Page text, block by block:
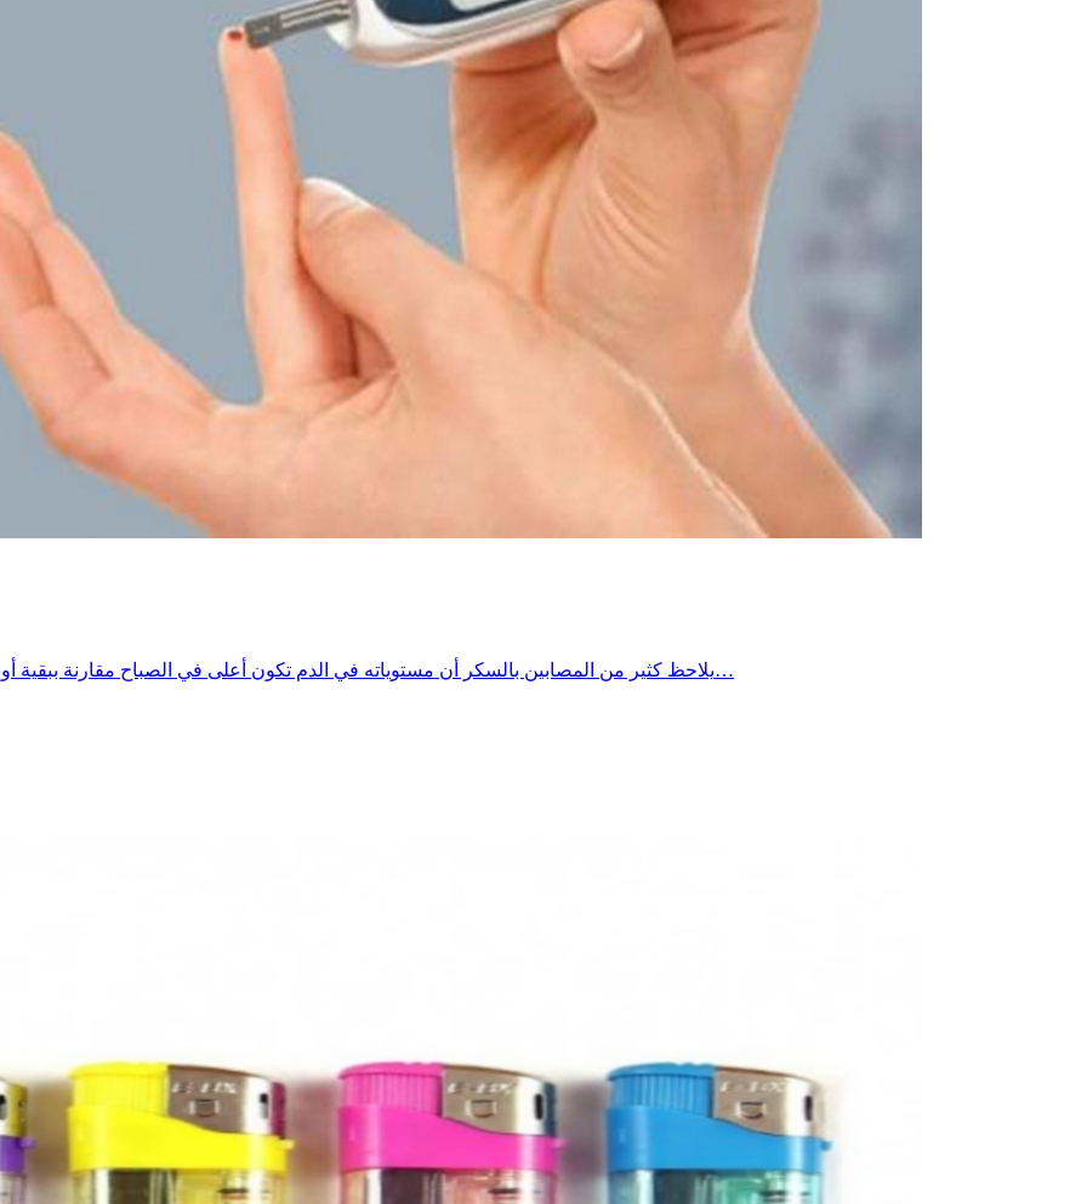
يلاحظ كثير من المصابين بالسكر أن مستوياته في الدم تكون أعلى في الصباح مقارنة ببقية أوقات اليوم، ويعود ذلك غالبًا إلى ما يُعرف بـ”ظاهرة الفجر”، حيث يؤدي…